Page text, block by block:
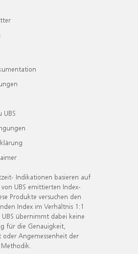
UBS
Indikationen basieren auf
UBS emittierten Index-
Produkte versuchen den
Index im Verhältnis 1:1
übernimmt dabei keine
für die Genauigkeit,
oder Angemessenheit der